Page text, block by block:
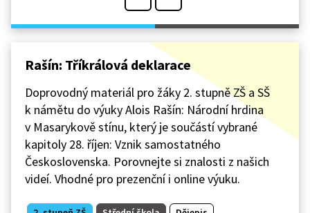
Rašín: Tříkrálová deklarace
Doprovodný materiál pro žáky 2. stupně ZŠ a SŠ
k námětu do výuky Alois Rašín: Národní hrdina
v Masarykově stínu, který je součástí vybrané
kapitoly 28. říjen: Vznik samostatného
Československa. Porovnejte si znalosti z našich
videí. Vhodné pro prezenční i online výuku.